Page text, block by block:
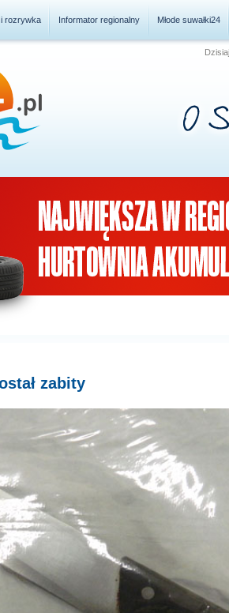
rozrywka Informator regionalny Młode suwałki24
zabity